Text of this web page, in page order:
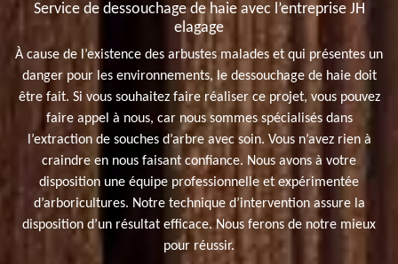
Service de dessouchage de haie avec l’entreprise JH
elagage
À cause de l’existence des arbustes malades et qui présentes un
danger pour les environnements, le dessouchage de haie doit
être fait. Si vous souhaitez faire réaliser ce projet, vous pouvez
faire appel à nous, car nous sommes spécialisés dans
l’extraction de souches d’arbre avec soin. Vous n’avez rien à
craindre en nous faisant confiance. Nous avons à votre
disposition une équipe professionnelle et expérimentée
d’arboricultures. Notre technique d’intervention assure la
disposition d’un résultat efficace. Nous ferons de notre mieux
pour réussir.